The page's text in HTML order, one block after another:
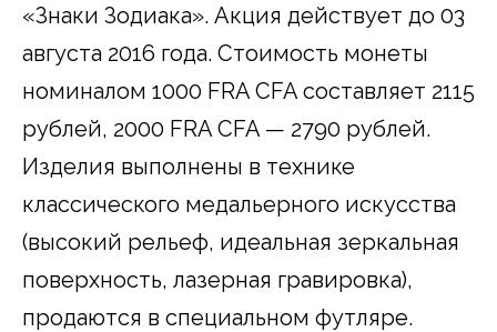
«Знаки Зодиака». Акция действует до 03
августа 2016 года. Стоимость монеты
номиналом 1000 FRA CFA составляет 2115
рублей, 2000 FRA CFA — 2790 рублей.
Изделия выполнены в технике
классического медальерного искусства
(высокий рельеф, идеальная зеркальная
поверхность, лазерная гравировка),
продаются в специальном футляре.